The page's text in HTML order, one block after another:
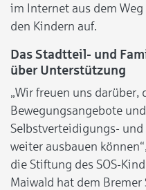
im Internet aus dem
den Kindern auf.
Das Stadtteil- und
über Unterstützung
„Wir freuen uns darüber,
Bewegungsangebote
Selbstverteidigungs-
weiter ausbauen
die Stiftung des SOS-
Maiwald hat dem